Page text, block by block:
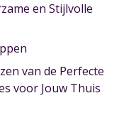
en Stijlvolle
van de Perfecte
voor Jouw Thuis